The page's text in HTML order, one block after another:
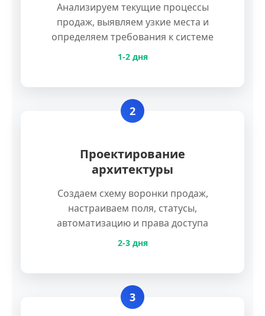
Анализируем текущие процессы
продаж, выявляем узкие места и
определяем требования к системе
1-2 дня
2
Проектирование
архитектуры
Создаем схему воронки продаж,
настраиваем поля, статусы,
автоматизацию и права доступа
2-3 дня
3